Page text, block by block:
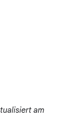
am